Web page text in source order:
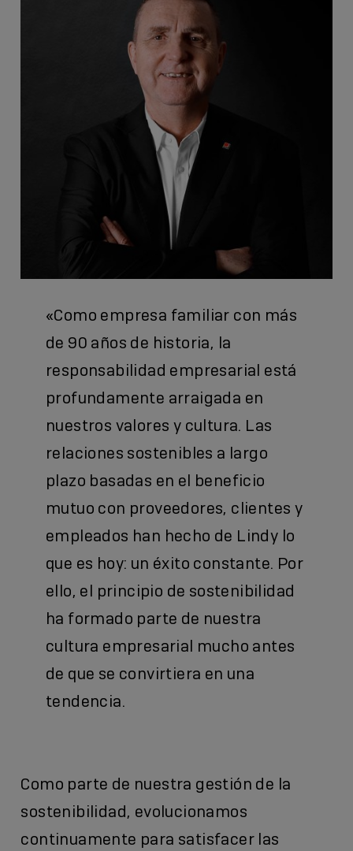
«Como empresa familiar con más
de 90 años de historia, la
responsabilidad empresarial está
profundamente arraigada en
nuestros valores y cultura. Las
relaciones sostenibles a largo
plazo basadas en el beneficio
mutuo con proveedores, clientes y
empleados han hecho de Lindy lo
que es hoy: un éxito constante. Por
ello, el principio de sostenibilidad
ha formado parte de nuestra
cultura empresarial mucho antes
de que se convirtiera en una
tendencia.
Como parte de nuestra gestión de la
sostenibilidad, evolucionamos
continuamente para satisfacer las